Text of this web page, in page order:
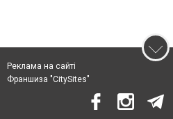
Реклама на сайті
Франшиза "CitySites"